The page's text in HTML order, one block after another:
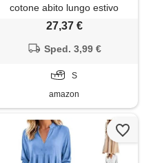
cotone abito lungo estivo
vestito fiori casual elegante
corto vestitini eleganti
corti a cardigan blu s
27,37 €
Sped. 3,99 €
S
amazon